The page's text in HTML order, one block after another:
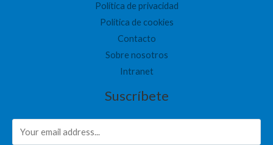
Política de privacidad
Política de cookies
Contacto
Sobre nosotros
Intranet
Suscríbete